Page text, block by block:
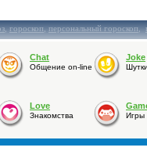
,гороскоп,персональный гороскоп,
Chat
Общение on-line
Joke
Love
Знакомства Игры